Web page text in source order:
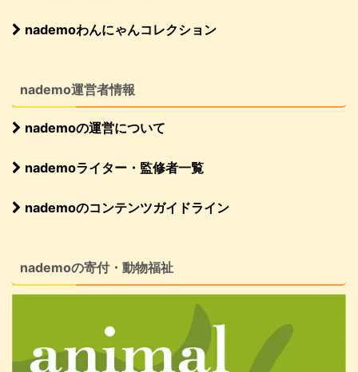
nademoわんにゃんコレクション
nademo運営者情報
nademoの運営について
nademoライター・監修者一覧
nademoのコンテンツガイドライン
nademoの寄付・動物福祉